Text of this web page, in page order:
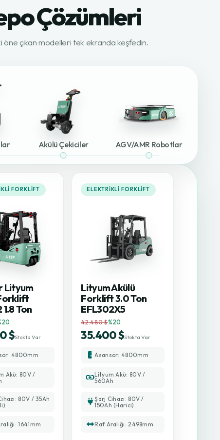
Çözümleri
çıkan modelleri tek ekranda keşfedin.
FORKLIFT
Lityum
1.8 Ton
$Stokta Var
4800mm
Akü: 80V /
80V / 35Ah
1641mm
ELEKTRIKLI FORKLIFT
Lityum Akülü
Forklift 3.0 Ton
EFL302X5
42.480 $%20
35.400 $Stokta Var
Asansör: 4800mm
Lityum Akü: 80V /
560Ah
Şarj Cihazı: 80V /
150Ah (Harici)
Raf Aralığı: 2498mm
Akülü Çekiciler AGV/AMR Robotlar